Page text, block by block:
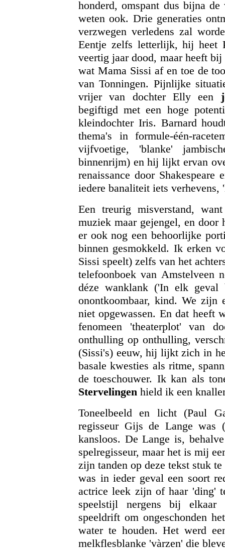
honderd, omspant dus bijna
weten ook. Drie generaties
verzwegen verledens zal
Eentje zelfs letterlijk, hij heet
veertig jaar dood, maar heeft
wat Mama Sissi af en toe de
van Tonningen. Pijnlijke
vrijer van dochter Elly een
begiftigd met een hoge
kleindochter Iris. Barnard
thema's in formule-één-
vijfvoetige, 'blanke'
binnenrijm) en hij lijkt ervan
renaissance door
iedere banaliteit iets
Een treurig misverstand,
muziek maar gejengel, en
er ook nog een behoorlijke
binnen gesmokkeld. Ik erken
Sissi speelt) zelfs van het
telefoonboek van Amstelveen
déze wanklank ('In elk
onontkoombaar, kind. We zijn
niet opgewassen. En dat heeft
fenomeen 'theaterplot' van
onthulling op onthulling,
(Sissi's) eeuw, hij lijkt zich in
basale kwesties als ritme,
de toeschouwer. Ik kan als
Stervelingen hield ik een
Toneelbeeld en licht (Paul
regisseur Gijs de Lange was
kansloos. De Lange is,
spelregisseur, maar het is mij
zijn tanden op deze tekst stuk
was in ieder geval een soort
actrice leek zijn of haar 'ding'
speelstijl nergens bij elkaar
speeldrift om ongeschonden
water te houden. Het werd
melkflesblanke 'vàrzen' die